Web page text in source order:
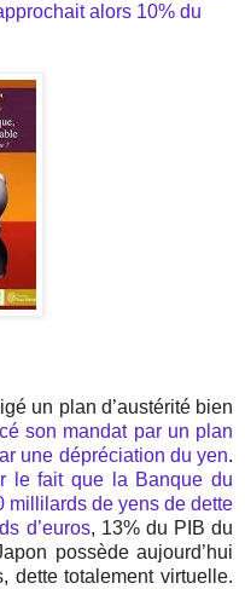
alors 10% du
un plan d’austérité bien
son mandat par un plan
une dépréciation du yen.
le fait que la Banque du
millilards de yens de dette
d’euros, 13% du PIB du
possède aujourd’hui
dette totalement virtuelle.